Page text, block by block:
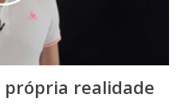
própria realidade